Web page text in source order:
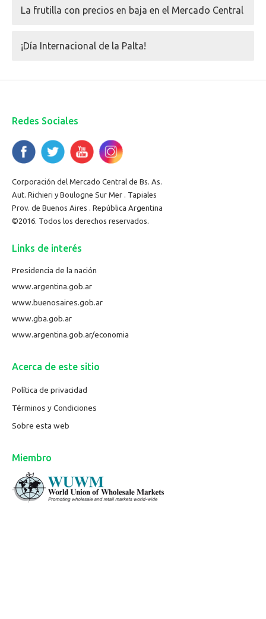
La frutilla con precios en baja en el Mercado Central
¡Día Internacional de la Palta!
Redes Sociales
Corporación del Mercado Central de Bs. As.
Aut. Richieri y Boulogne Sur Mer . Tapiales
Prov. de Buenos Aires . República Argentina
©2016. Todos los derechos reservados.
Links de interés
Presidencia de la nación
www.argentina.gob.ar
www.buenosaires.gob.ar
www.gba.gob.ar
www.argentina.gob.ar/economia
Acerca de este sitio
Política de privacidad
Términos y Condiciones
Sobre esta web
Miembro